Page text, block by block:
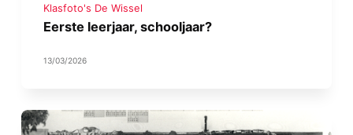
Klasfoto's De Wissel
Eerste leerjaar, schooljaar?
13/03/2026